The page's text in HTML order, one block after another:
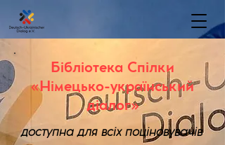
Бібліотека Спілки
«Німецько-український
діалог»
доступна для всіх поціновувачів